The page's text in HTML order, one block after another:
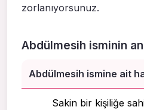
zorlanıyorsunuz.
Abdülmesih isminin
Abdülmesih ismine ait
Sakin bir kişiliğe